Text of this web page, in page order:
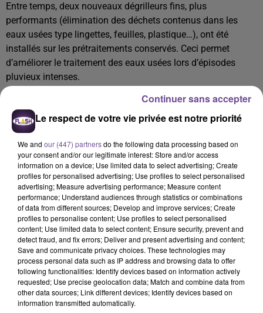
Entre temps, deux nouveaux dégrilleurs fins, plus
performants (élimination des déchets contenus dans les
eaux usées type lingettes, feuilles, plastique…), ont été
installés sur les prétraitements conservés. Ceci permet
d’améliorer le traitement des eaux usées lors d’épisodes
pluvieux intenses.
Au sujet des travaux qui restent à réaliser, la plupart des
nouveaux ouvrages sera mise en service en fin d’année.
Après des phases de réglage et de mise en observation des
installations, la première injection de biométhane est prévue
en juillet 2023 et la réception finale des travaux programmée
en janvier 2024.
Pour suivre l’ensemble des phase du chantier et leurs
évolutions, Limoges Métropole a mis en place, un site
internet dédié au chantier de modernisation de la Station
d’épuration principale de Limoges. Ce site a été créé par
l’Office international de l’eau dans le cadre des prestations
de maîtrise d’œuvre en groupement avec le Cabinet EGIS, et
avec le soutien du groupement d’entreprises conduit par OTV
Véolia.
Le respect de votre vie privée est notre priorité
We and our (447) partnersdo the following data processing based on
your consent and/or our legitimate interest: Store and/or access
information on a device; Use limited data to select advertising; Create
profiles for personalised advertising; Use profiles to select personalised
advertising; Measure advertising performance; Measure content
performance; Understand audiences through statistics or combinations
of data from different sources; Develop and improve services; Create
profiles to personalise content; Use profiles to select personalised
content; Use limited data to select content; Ensure security, prevent and
detect fraud, and fix errors; Deliver and present advertising and content;
Save and communicate privacy choices. These technologies may
process personal data such as IP address and browsing data to offer
following functionalities: Identify devices based on information actively
requested; Use precise geolocation data; Match and combine data from
other data sources; Link different devices; Identify devices based on
information transmitted automatically.
Continuer sans accepter